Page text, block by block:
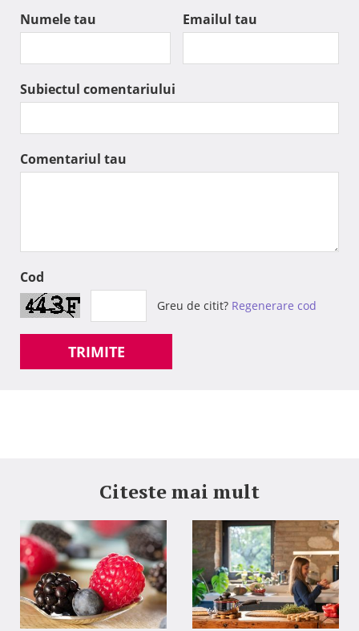
Numele tau Emailul tau
Subiectul comentariului
Comentariul tau
Cod
Greu de citit? Regenerare cod
TRIMITE
Citeste mai mult